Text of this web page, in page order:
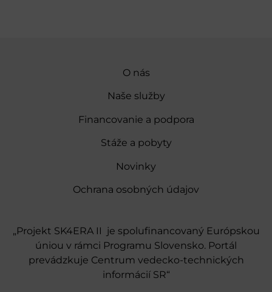
O nás
Naše služby
Financovanie a podpora
Stáže a pobyty
Novinky
Ochrana osobných údajov
„Projekt SK4ERA II je spolufinancovaný Európskou
úniou v rámci Programu Slovensko. Portál
prevádzkuje Centrum vedecko-technických
informácií SR“